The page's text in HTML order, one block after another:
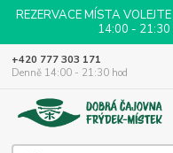
REZERVACE MÍSTA
14:00 - 21:30
+420 777 303 171
Denně 14:00 - 21:30 hod